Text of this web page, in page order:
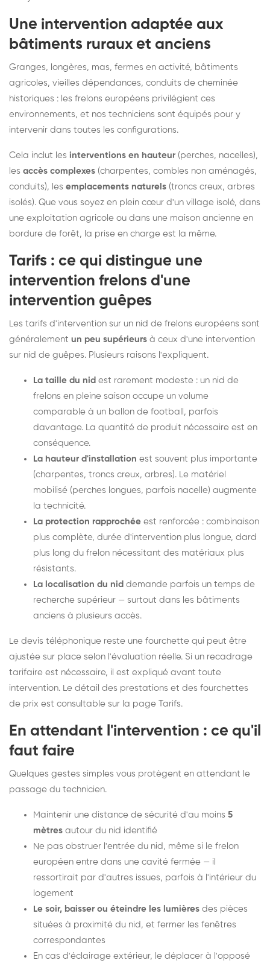
Une intervention adaptée aux
bâtiments ruraux et anciens
Granges, longères, mas, fermes en activité, bâtiments
agricoles, vieilles dépendances, conduits de cheminée
historiques : les frelons européens privilégient ces
environnements, et nos techniciens sont équipés pour y
intervenir dans toutes les configurations.
Cela inclut les interventions en hauteur (perches, nacelles),
les accès complexes (charpentes, combles non aménagés,
conduits), les emplacements naturels (troncs creux, arbres
isolés). Que vous soyez en plein cœur d'un village isolé, dans
une exploitation agricole ou dans une maison ancienne en
bordure de forêt, la prise en charge est la même.
Tarifs : ce qui distingue une
intervention frelons d'une
intervention guêpes
Les tarifs d'intervention sur un nid de frelons européens sont
généralement un peu supérieurs à ceux d'une intervention
sur nid de guêpes. Plusieurs raisons l'expliquent.
La taille du nid est rarement modeste : un nid de
frelons en pleine saison occupe un volume
comparable à un ballon de football, parfois
davantage. La quantité de produit nécessaire est en
conséquence.
La hauteur d'installation est souvent plus importante
(charpentes, troncs creux, arbres). Le matériel
mobilisé (perches longues, parfois nacelle) augmente
la technicité.
La protection rapprochée est renforcée : combinaison
plus complète, durée d'intervention plus longue, dard
plus long du frelon nécessitant des matériaux plus
résistants.
La localisation du nid demande parfois un temps de
recherche supérieur — surtout dans les bâtiments
anciens à plusieurs accès.
Le devis téléphonique reste une fourchette qui peut être
ajustée sur place selon l'évaluation réelle. Si un recadrage
tarifaire est nécessaire, il est expliqué avant toute
intervention. Le détail des prestations et des fourchettes
de prix est consultable sur la page Tarifs.
En attendant l'intervention : ce qu'il
faut faire
Quelques gestes simples vous protègent en attendant le
passage du technicien.
Maintenir une distance de sécurité d'au moins 5
mètres autour du nid identifié
Ne pas obstruer l'entrée du nid, même si le frelon
européen entre dans une cavité fermée — il
ressortirait par d'autres issues, parfois à l'intérieur du
logement
Le soir, baisser ou éteindre les lumières des pièces
situées à proximité du nid, et fermer les fenêtres
correspondantes
En cas d'éclairage extérieur, le déplacer à l'opposé